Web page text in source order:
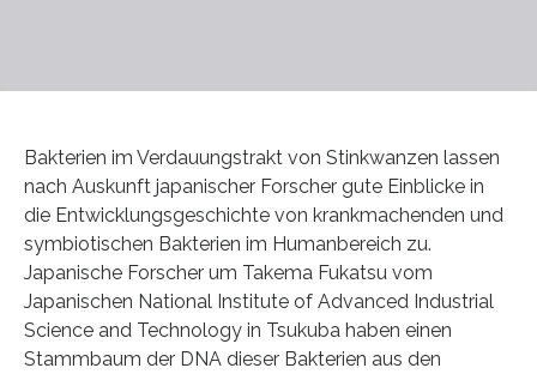
Bakterien im Verdauungstrakt von Stinkwanzen lassen
nach Auskunft japanischer Forscher gute Einblicke in
die Entwicklungsgeschichte von krankmachenden und
symbiotischen Bakterien im Humanbereich zu.
Japanische Forscher um Takema Fukatsu vom
Japanischen National Institute of Advanced Industrial
Science and Technology in Tsukuba haben einen
Stammbaum der DNA dieser Bakterien aus den